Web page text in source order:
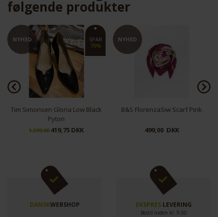
følgende produkter
NYHED
B&S FlorenzaSiw Scarf Pink
499,00 DKK
NYHED
CostaMani Missy Blouse Blue
399,00199,50 DKK
DANSKWEBSHOP EKSPRESLEVERING
Bestil inden kl. 9.00